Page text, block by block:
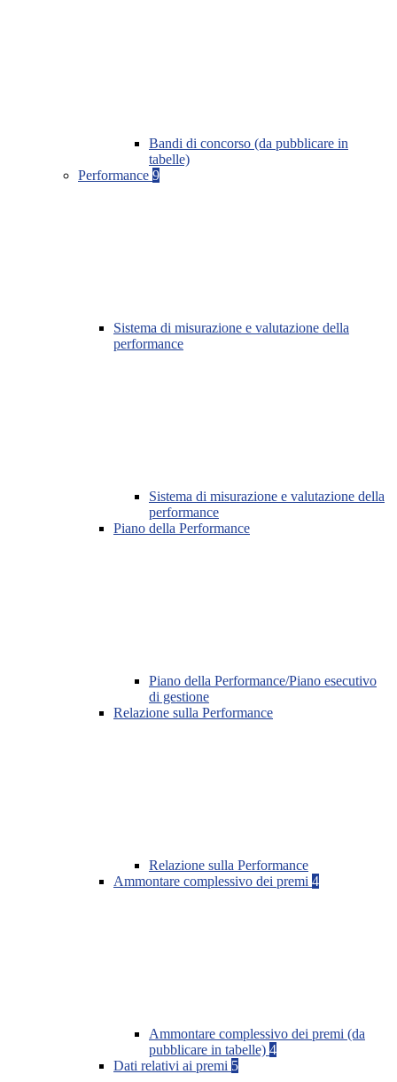
Bandi di concorso (da pubblicare in
tabelle)
Performance 9
Sistema di misurazione e valutazione della
performance
Sistema di misurazione e valutazione della
performance
Piano della Performance
Piano della Performance/Piano esecutivo
di gestione
Relazione sulla Performance
Relazione sulla Performance
Ammontare complessivo dei premi 4
Ammontare complessivo dei premi (da
pubblicare in tabelle) 4
Dati relativi ai premi 5